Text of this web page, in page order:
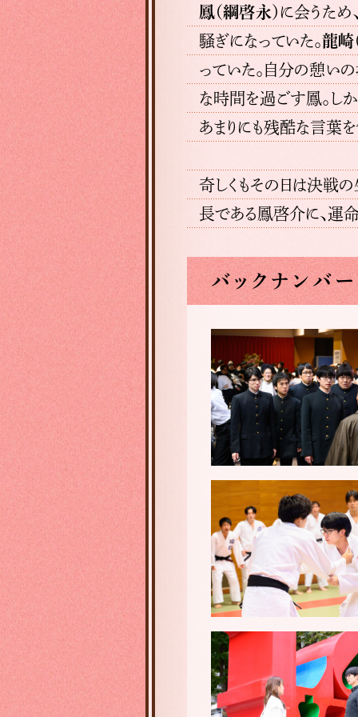
鳳（綱啓永） に会うため
騒ぎになっていた。龍崎
っていた。自分の憩い
な時間を過ごす鳳。し
あまりにも残酷な言葉
奇しくもその日は決戦
長である鳳啓介に、運
バックナンバー